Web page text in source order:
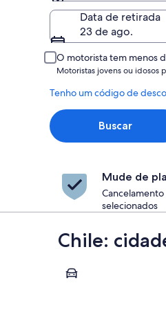
Retirada
Data de retirada
23 de ago.
O motorista tem menos
Motoristas jovens ou idosos
Tenho um código de
Buscar
Mude de
selecionados
Chile:
Santiago